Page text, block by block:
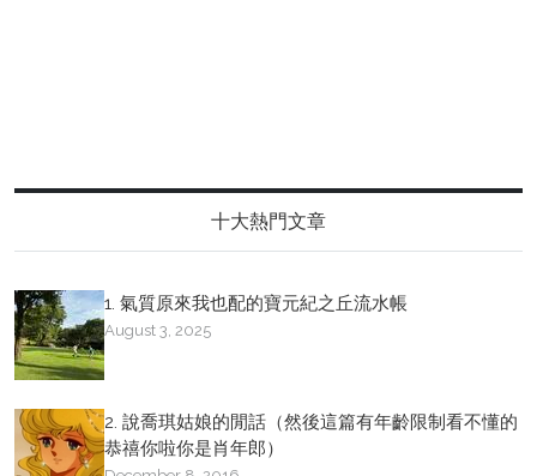
十大熱門文章
1. 氣質原來我也配的寶元紀之丘流水帳
August 3, 2025
2. 說喬琪姑娘的閒話（然後這篇有年齡限制看不懂的
恭禧你啦你是肖年郎）